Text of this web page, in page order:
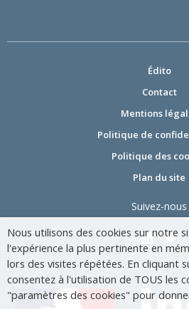
Édito
Contact
Mentions
Politique de
Politique des
Plan du site
Suivez-nous
Nous utilisons des cookies sur notre
l'expérience la plus pertinente en
lors des visites répétées. En cliquant
consentez à l'utilisation de TOUS les
"paramètres des cookies" pour